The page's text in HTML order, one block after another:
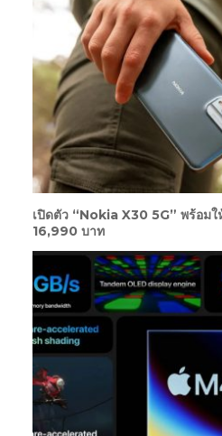
เปิดตัว “Nokia X30 5G” พร้อม
16,990 บาท